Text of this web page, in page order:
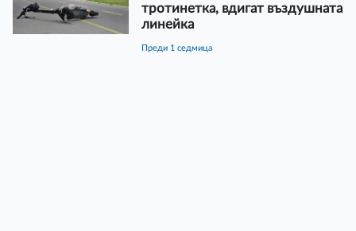
тротинетка, вдигат въздушната
линейка
преди 1 седмица